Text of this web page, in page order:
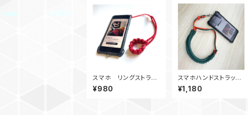
スマホ リングストラッ
プ_パラコード_赤
¥980
スマホハンドストラッ
プ カメラストラップ_パ
ラコード_ガラガラヘビ_
¥1,180